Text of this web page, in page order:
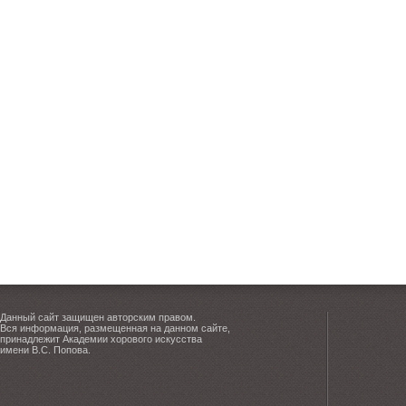
Данный сайт защищен авторским правом.
Вся информация, размещенная на данном сайте,
принадлежит Академии хорового искусства
имени В.С. Попова.